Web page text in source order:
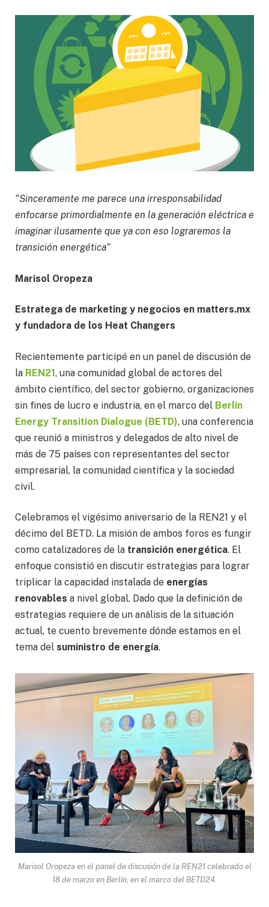
“Sinceramente me parece una irresponsabilidad
enfocarse primordialmente en la generación eléctrica e
imaginar ilusamente que ya con eso lograremos la
transición energética”
Marisol Oropeza
Estratega de marketing y negocios en matters.mx
y fundadora de los Heat Changers
Recientemente participé en un panel de discusión de
la REN21, una comunidad global de actores del
ámbito científico, del sector gobierno, organizaciones
sin fines de lucro e industria, en el marco del Berlin
Energy Transition Dialogue (BETD), una conferencia
que reunió a ministros y delegados de alto nivel de
más de 75 países con representantes del sector
empresarial, la comunidad científica y la sociedad
civil.
Celebramos el vigésimo aniversario de la REN21 y el
décimo del BETD. La misión de ambos foros es fungir
como catalizadores de la transición energética. El
enfoque consistió en discutir estrategias para lograr
triplicar la capacidad instalada de energías
renovables a nivel global. Dado que la definición de
estrategias requiere de un análisis de la situación
actual, te cuento brevemente dónde estamos en el
tema del suministro de energía.
Marisol Oropeza en el panel de discusión de la REN21 celebrado el
18 de marzo en Berlín, en el marco del BETD24.